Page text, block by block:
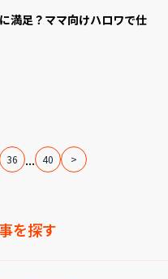
満足？ママ向けハロワで仕
36 ... 40 >
を探す